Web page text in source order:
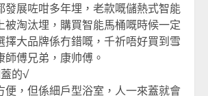
發展咗咁多年埋，老款嘅儲熱式智能
被淘汰埋，購買智能馬桶嘅時候一定
擇大品牌係冇錯嘅，千祈唔好買到雪
傅兄弟，康帅傅。
的√
便，但係細戶型浴室，人一來蓋就會